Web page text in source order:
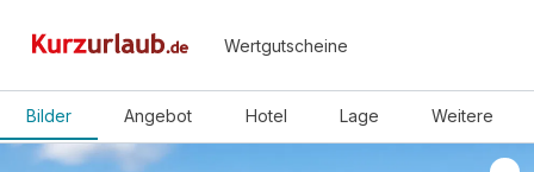
Wertgutscheine
Bilder Angebot Hotel Lage Weitere